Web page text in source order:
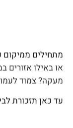
מתחילים ממיקום
או באילו אזורים
מעקה? צמוד
עד כאן תזכורת